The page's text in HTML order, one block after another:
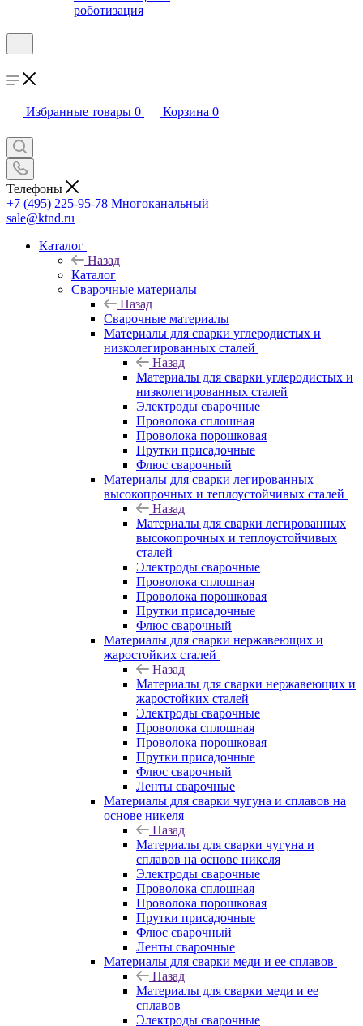
роботизация
Избранные товары 0 Корзина 0
Телефоны
+7 (495) 225-95-78 Многоканальный
sale@ktnd.ru
Каталог
Назад
Каталог
Сварочные материалы
Назад
Сварочные материалы
Материалы для сварки углеродистых и
низколегированных сталей
Назад
Материалы для сварки углеродистых и
низколегированных сталей
Электроды сварочные
Проволока сплошная
Проволока порошковая
Прутки присадочные
Флюс сварочный
Материалы для сварки легированных
высокопрочных и теплоустойчивых сталей
Назад
Материалы для сварки легированных
высокопрочных и теплоустойчивых
сталей
Электроды сварочные
Проволока сплошная
Проволока порошковая
Прутки присадочные
Флюс сварочный
Материалы для сварки нержавеющих и
жаростойких сталей
Назад
Материалы для сварки нержавеющих и
жаростойких сталей
Электроды сварочные
Проволока сплошная
Проволока порошковая
Прутки присадочные
Флюс сварочный
Ленты сварочные
Материалы для сварки чугуна и сплавов на
основе никеля
Назад
Материалы для сварки чугуна и
сплавов на основе никеля
Электроды сварочные
Проволока сплошная
Проволока порошковая
Прутки присадочные
Флюс сварочный
Ленты сварочные
Материалы для сварки меди и ее сплавов
Назад
Материалы для сварки меди и ее
сплавов
Электроды сварочные